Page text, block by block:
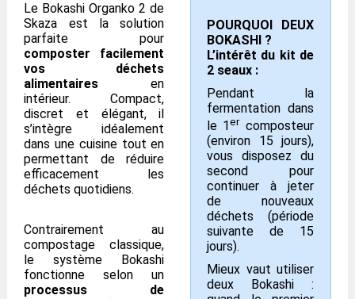
Le Bokashi Organko 2 de
Skaza est la solution
parfaite pour
composter facilement
vos déchets
alimentaires en
intérieur. Compact,
discret et élégant, il
s’intègre idéalement
dans une cuisine tout en
permettant de réduire
efficacement les
déchets quotidiens.
Contrairement au
compostage classique,
le système Bokashi
fonctionne selon un
processus de
POURQUOI DEUX
BOKASHI ?
L’intérêt du kit de
2 seaux :
Pendant la
fermentation dans
le 1 er composteur
(environ 15 jours),
vous disposez du
second pour
continuer à jeter
de nouveaux
déchets (période
suivante de 15
jours).
Mieux vaut utiliser
deux Bokashi :